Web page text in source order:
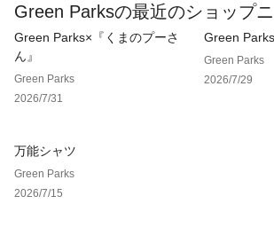
Green Parksの最近のショップ
Green Parks×『くまのプーさ
ん』
Green Parks
2026/7/31
Green
Green Parks
2026/7/29
万能シャツ
Green Parks
2026/7/15